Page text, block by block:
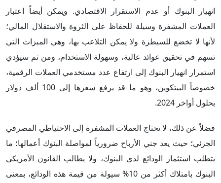
انهيار البنوك أو عدم الاستقرار الاقتصادي. ويمكن أيضاً اعتبار
العملات المشفرة وسيلة للحفاظ على الثروة والاستقلال المالي؛
لأنها لا تخضع للسيطرة ولا يمكن التلاعب بها، وهي الميزات التي
تسهم في تحقيق عوائد عالية، وسهولة الاستخدام، ومن ثم سيؤدي
استمرار انهيار البنوك إلى ارتفاع عدد مستخدمي العملات الرقمية،
خصوصاً البيتكوين، وهو ما قد يرفع سعرها إلى 100 ألف دولار
بحلول أواخر 2024.
فضلاً عن ذلك، لا تحتاج العملات المشفرة إلى الاحتياطي المصرفي
الجزئي؛ حيث يعد جني الأرباح ضرورياً لمواصلة البنوك أعمالها؛ ما
يتطلب استثمار الودائع لدى البنوك، ولا يطالب القانون الأمريكي
البنوك بامتلاك أكثر من 10% سيولة من قيمة هذه الودائع، بمعنى